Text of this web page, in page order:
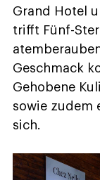
Grand Hotel
trifft Fünf-
Geschmack
Gehobene
sowie zudem
sich.